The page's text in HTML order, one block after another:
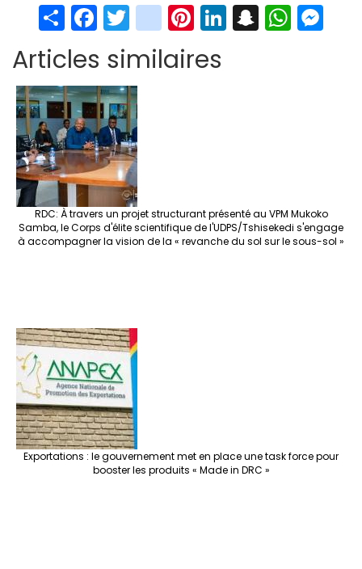
S
h
ar
e
Fa
ce
b
o
o
k
T
wi
tt
er
in
st
ag
Pi
er
Li S W
Articles similaires
RDC: À travers un projet structurant présenté au VPM Mukoko
Samba, le Corps d'élite scientifique de l'UDPS/Tshisekedi s'engage
à accompagner la vision de la « revanche du sol sur le sous-sol »
Exportations : le gouvernement met en place une task force pour
booster les produits « Made in DRC »